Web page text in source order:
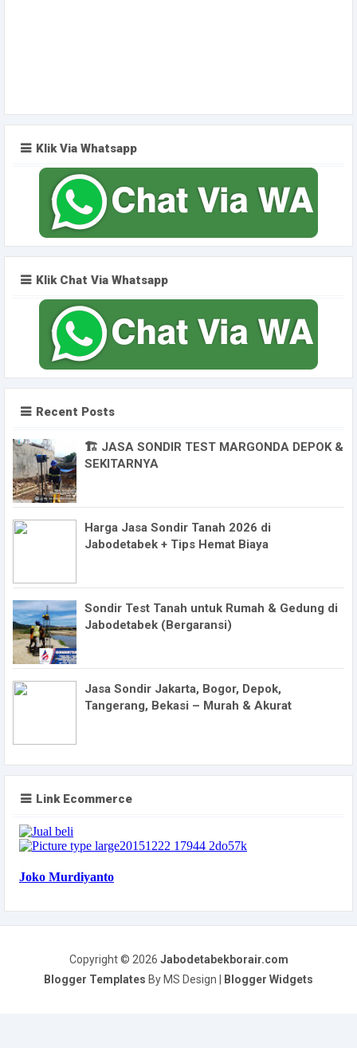
Klik Via Whatsapp
Klik Chat Via Whatsapp
Recent Posts
🏗️ JASA SONDIR TEST MARGONDA DEPOK &
SEKITARNYA
Harga Jasa Sondir Tanah 2026 di
Jabodetabek + Tips Hemat Biaya
Sondir Test Tanah untuk Rumah & Gedung di
Jabodetabek (Bergaransi)
Jasa Sondir Jakarta, Bogor, Depok,
Tangerang, Bekasi – Murah & Akurat
Link Ecommerce
Copyright © 2026 Jabodetabekborair.com
Blogger Templates By MS Design | Blogger Widgets